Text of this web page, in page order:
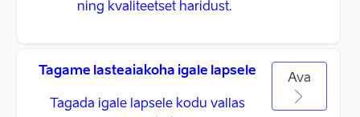
ning kvaliteetset haridust.
Tagame lasteaiakoha igale lapsele
Tagada igale lapsele kodu vallas
Ava